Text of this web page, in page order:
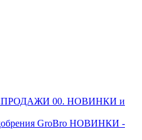
00. НОВИНКИ и
НОВИНКИ -